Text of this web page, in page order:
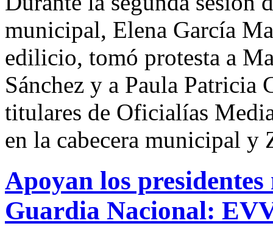
municipal, Elena García
edilicio, tomó protesta a
Sánchez y a Paula Patricia
titulares de Oficialías
en la cabecera municipal y
Apoyan los
Guardia Nacional: